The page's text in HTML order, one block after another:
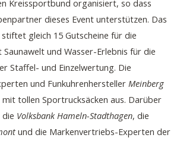
Kreissportbund organisiert, so dass
dieses Event unterstützen. Das
gleich 15 Gutscheine für die
und Wasser-Erlebnis für die
Staffel- und Einzelwertung. Die
und FunkuhrenherstellerMeinberg
mit tollen Sportrucksäcken aus. Darüber
Volksbank Hameln-Stadthagen, die
und die Markenvertriebs-Experten der